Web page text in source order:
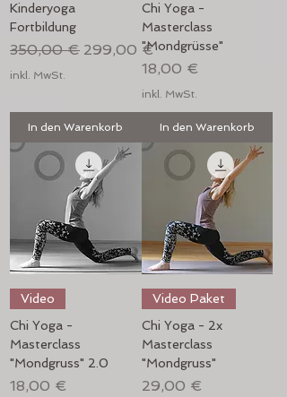
Kinderyoga
Fortbildung
Standardpreis
350,00 € Sale-Preis
299,00 €
inkl. MwSt.
In den Warenkorb
Chi Yoga -
Masterclass
"Mondgrüsse"
Preis
18,00 €
inkl. MwSt.
In den Warenkorb
Video
Chi Yoga -
Masterclass
"Mondgruss" 2.0
Preis
18,00 €
Video Paket
Chi Yoga - 2x
Masterclass
"Mondgruss"
Preis
29,00 €